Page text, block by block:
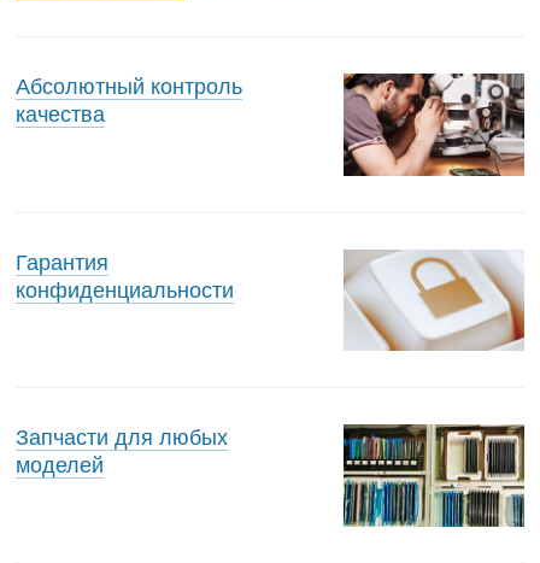
Абсолютный контроль
качества
Гарантия
конфиденциальности
Запчасти для любых
моделей